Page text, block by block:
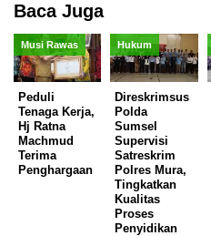
Baca Juga
Musi Rawas
Peduli
Tenaga Kerja,
Hj Ratna
Machmud
Terima
Penghargaan
Hukum
Direskrimsus
Polda
Sumsel
Supervisi
Satreskrim
Polres Mura,
Tingkatkan
Kualitas
Proses
Penyidikan